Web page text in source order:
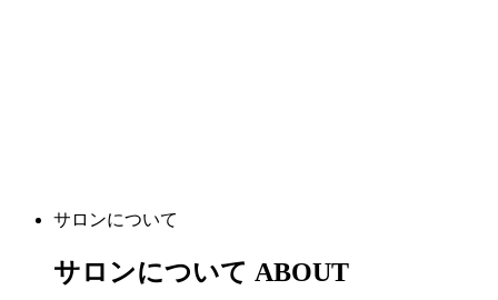
サロンについて
サロンについて ABOUT